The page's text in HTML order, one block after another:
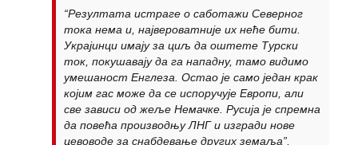
“Резултата истраге о саботажи Северног
тока нема и, највероватније их неће бити.
Украјинци имају за циљ да оштете Турски
ток, покушавају да га нападну, тамо видимо
умешаност Енглеза. Остао је само један крак
којим гас може да се испоручује Европи, али
све зависи од жеље Немачке. Русија је спремна
да повећа производњу ЛНГ и изгради нове
цевоводе за снабдевање других земаља”,